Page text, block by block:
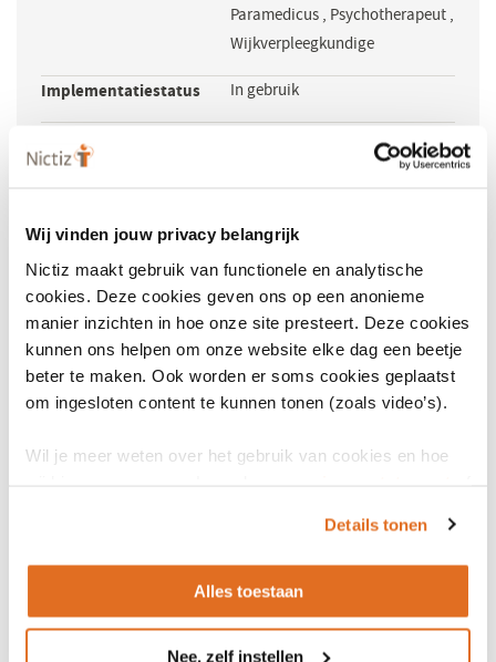
Wij vinden jouw privacy belangrijk
Nictiz maakt gebruik van functionele en analytische
cookies. Deze cookies geven ons op een anonieme
manier inzichten in hoe onze site presteert. Deze cookies
kunnen ons helpen om onze website elke dag een beetje
beter te maken. Ook worden er soms cookies geplaatst
om ingesloten content te kunnen tonen (zoals video’s).
Wil je meer weten over het gebruik van cookies en hoe
Details tonen
Alles toestaan
Nee, zelf instellen
Paramedicus , Psychotherapeut ,
Wijkverpleegkundige
Implementatiestatus In gebruik
Beheerder (NL) NEN(opent
in
een
nieuw
venster)
Licentie nodig Nee
Versie 2010
LinkedInYoutube